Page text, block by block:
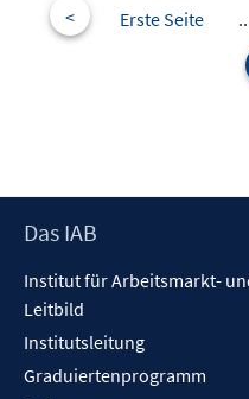
< Erste Seite
Footer
Das IAB
Institut für Arbeitsmarkt-
Leitbild
Institutsleitung
Graduiertenprogramm